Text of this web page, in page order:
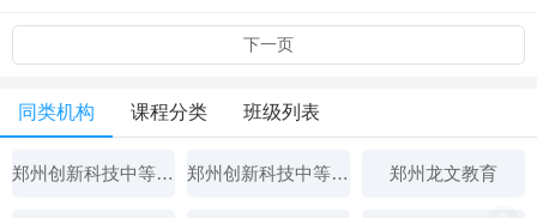
下一页
同类机构 课程分类 班级列表
郑州创新科技中等专业学校 郑州创新科技中等专业学校 郑州龙文教育